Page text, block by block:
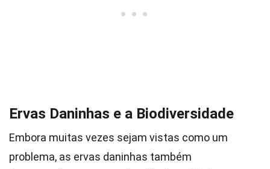
Ervas Daninhas e a Biodiversidade
Embora muitas vezes sejam vistas como um
problema, as ervas daninhas também